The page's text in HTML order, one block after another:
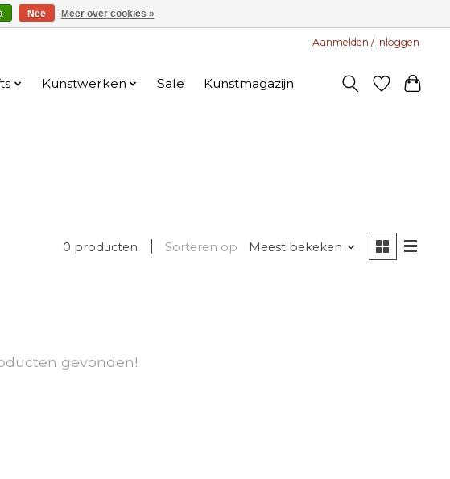
Aanmelden / Inloggen
Kunstwerken Sale Kunstmagazijn
0 producten Sorteren op Meest bekeken
gevonden!
Nee Meer over cookies »